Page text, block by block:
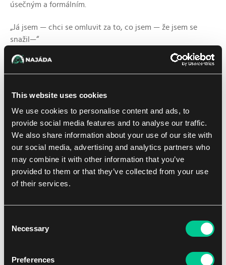
This website uses cookies
We use cookies to personalise content and ads, to
provide social media features and to analyse our traffic.
We also share information about your use of our site with
our social media, advertising and analytics partners who
may combine it with other information that you’ve
provided to them or that they’ve collected from your use
of their services.
Selection
Necessary
Preferences
úsečným a formálním.
„Já jsem — chci se omluvit za to, co jsem — že jsem se
snažil—“
„Ajani, rozumím. Nebyl jsi to ty—“
si na svou touhu. Vzpomínám si na svou dychtivost potěšit
prétorku. Tehdy jsem byl v extázi. Chtěl jsem jen sloužit
Phyrexii. Nikdo mě nenutil. Nebyl jsem nucen. Udělal jsem
to dobrovolně.“
Narset na něj bez výrazu zírala. „Nevím, jestli je to
technicky pravda. Přeměna obdařuje své oběti horlivostí.
Myslíš, že by se Tamiyo dobrovolně přidala k Phyrexii? Že
Ajani zíral na Narset. Nějaká zrádná část jeho osobnosti